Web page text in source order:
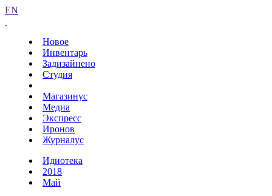
EN
Новое
Инвентарь
Задизайнено
Студия
Магазинус
Медиа
Экспресс
Иронов
Журналус
Идиотека
2018
Май